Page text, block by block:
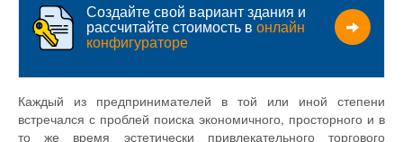
Создайте свой вариант здания и
рассчитайте стоимость в онлайн
конфигураторе
Каждый из предпринимателей в той или иной степени
встречался с проблей поиска экономичного, просторного и в
то же время эстетически привлекательного торгового